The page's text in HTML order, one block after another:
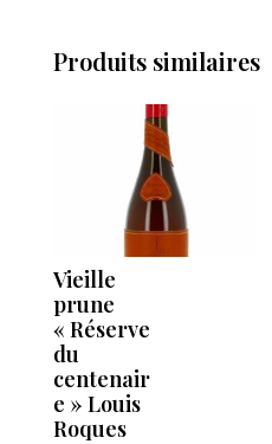
Produits similaires
Vieille
prune
« Réserve
du
centenair
e » Louis
Roques